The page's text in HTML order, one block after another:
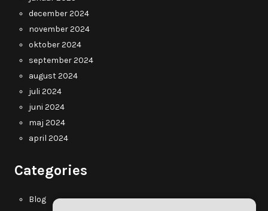
december 2024
november 2024
oktober 2024
september 2024
august 2024
juli 2024
juni 2024
maj 2024
april 2024
Categories
Blog